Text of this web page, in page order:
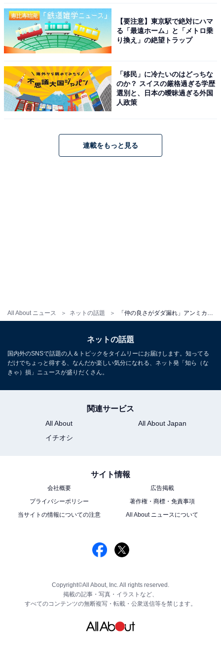
All About ニュース ネットの話題
【要注意】東京駅で絶対にハマ
る「最遠ホーム」と「メトロ乗
り換え」の絶望トラップ
「移民」に冷たいのはどっちな
のか？ スイスの厳格過ぎる学歴
選別と、日本の曖昧過ぎる外国
人政策
連載をもっと見る
ネットの話題
国内外のSNSで話題の人＆トピックをタイムリーにお届けします。知ってる
だけでちょっと得する、なんだか楽しい気分になれる、ネット発「知ら（な
きゃ）損」ニュースが盛りだくさん。
関連サービス
All About
All About Japan
イチオシ
サイト情報
会社概要
広告掲載
プライバシーポリシー
著作権・商標・免責事項
当サイトの情報についての注意
All About ニュースについて
Copyright©All About, Inc. All rights reserved.
掲載の記事・写真・イラストなど、
すべてのコンテンツの無断複写・転載・公衆送信等を禁じます。